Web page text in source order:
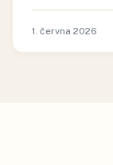
1. června 2026